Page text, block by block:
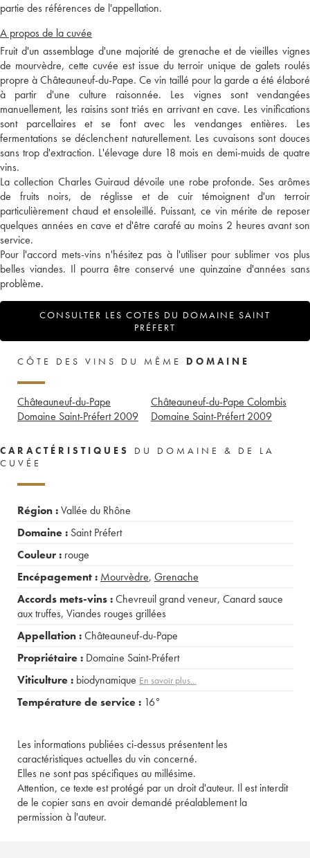
partie des références de l'appellation.
A propos de la cuvée
Fruit d'un assemblage d'une majorité de grenache et de vieilles vignes
de mourvèdre, cette cuvée est issue du terroir unique de galets roulés
propre à Châteauneuf-du-Pape. Ce vin taillé pour la garde a été élaboré
à partir d'une culture raisonnée. Les vignes sont vendangées
manuellement, les raisins sont triés en arrivant en cave. Les vinifications
sont parcellaires et se font avec les vendanges entières. Les
fermentations se déclenchent naturellement. Les cuvaisons sont douces
sans trop d'extraction. L'élevage dure 18 mois en demi-muids de quatre
vins.
La collection Charles Guiraud dévoile une robe profonde. Ses arômes
de fruits noirs, de réglisse et de cuir témoignent d'un terroir
particulièrement chaud et ensoleillé. Puissant, ce vin mérite de reposer
quelques années en cave et d'être carafé au moins 2 heures avant son
service.
Pour l'accord mets-vins n'hésitez pas à l'utiliser pour sublimer vos plus
belles viandes. Il pourra être conservé une quinzaine d'années sans
problème.
CONSULTER LES COTES DU DOMAINE SAINT
PRÉFERT
CÔTE DES VINS DU MÊME DOMAINE
Châteauneuf-du-Pape
Domaine Saint-Préfert 2009
Châteauneuf-du-Pape Colombis
Domaine Saint-Préfert 2009
CARACTÉRISTIQUES
DU DOMAINE & DE LA
CUVÉE
Région :Vallée du Rhône
Domaine : Saint Préfert
Couleur : rouge
Encépagement : Mourvèdre, Grenache
Accords mets-vins :Chevreuil grand veneur, Canard sauce
aux truffes, Viandes rouges grillées
Appellation :Châteauneuf-du-Pape
Propriétaire : Domaine Saint-Préfert
Viticulture : biodynamique En savoir plus...
Température de service : 16°
Les informations publiées ci-dessus présentent les
caractéristiques actuelles du vin concerné.
Elles ne sont pas spécifiques au millésime.
Attention, ce texte est protégé par un droit d'auteur. Il est interdit
de le copier sans en avoir demandé préalablement la
permission à l'auteur.